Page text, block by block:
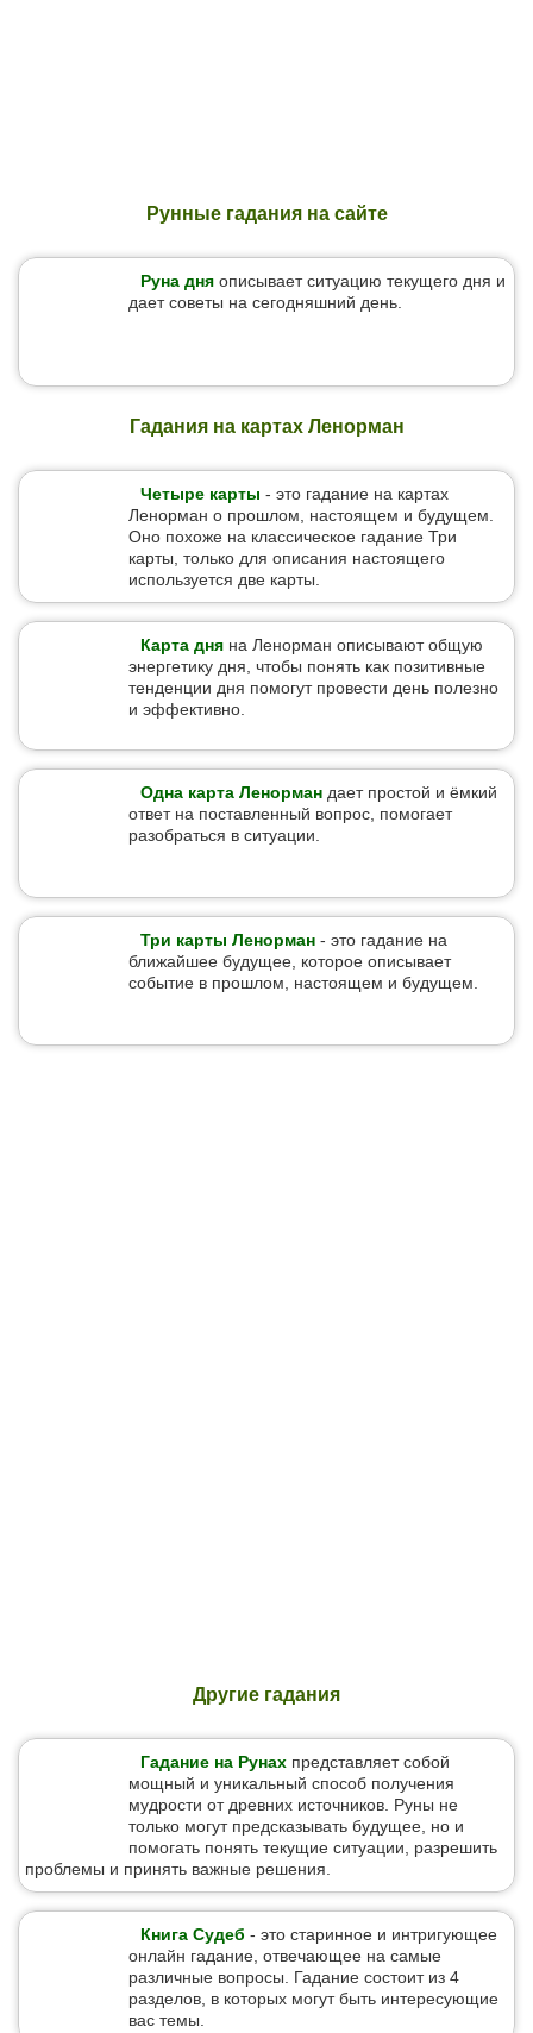
Рунные гадания на сайте
Руна дня описывает ситуацию текущего дня и
дает советы на сегодняшний день.
Гадания на картах Ленорман
Четыре карты - это гадание на картах
Ленорман о прошлом, настоящем и будущем.
Оно похоже на классическое гадание Три
карты, только для описания настоящего
используется две карты.
Карта дня на Ленорман описывают общую
энергетику дня, чтобы понять как позитивные
тенденции дня помогут провести день полезно
и эффективно.
Одна карта Ленорман дает простой и ёмкий
ответ на поставленный вопрос, помогает
разобраться в ситуации.
Три карты Ленорман - это гадание на
ближайшее будущее, которое описывает
событие в прошлом, настоящем и будущем.
Другие гадания
Гадание на Рунах представляет собой
мощный и уникальный способ получения
мудрости от древних источников. Руны не
только могут предсказывать будущее, но и
помогать понять текущие ситуации, разрешить
проблемы и принять важные решения.
Книга Судеб - это старинное и интригующее
онлайн гадание, отвечающее на самые
различные вопросы. Гадание состоит из 4
разделов, в которых могут быть интересующие
вас темы.